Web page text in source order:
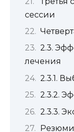
сессии
2.3.
лечения
2.3.1.
2.3.2.
2.3.3.